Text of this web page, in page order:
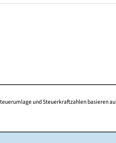
und Steuerkraftzahlen basieren